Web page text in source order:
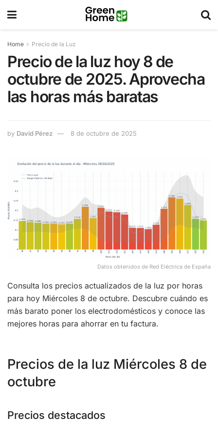
Home Precio de la Luz
Precio de la luz hoy 8 de
octubre de 2025. Aprovecha
las horas más baratas
by David Pérez 8 de octubre de 2025
Datos obtenidos de Red Eléctrica de España
Consulta los precios actualizados de la luz por horas
para hoy Miércoles 8 de octubre. Descubre cuándo es
más barato poner los electrodomésticos y conoce las
mejores horas para ahorrar en tu factura.
Precios de la luz Miércoles 8 de
octubre
Precios destacados